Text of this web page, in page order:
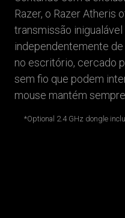
Razer, o Razer Atheris
transmissão inigualável
independentemente
no escritório, cercado
sem fio que podem
mouse mantém
*Optional 2.4 GHz dongle